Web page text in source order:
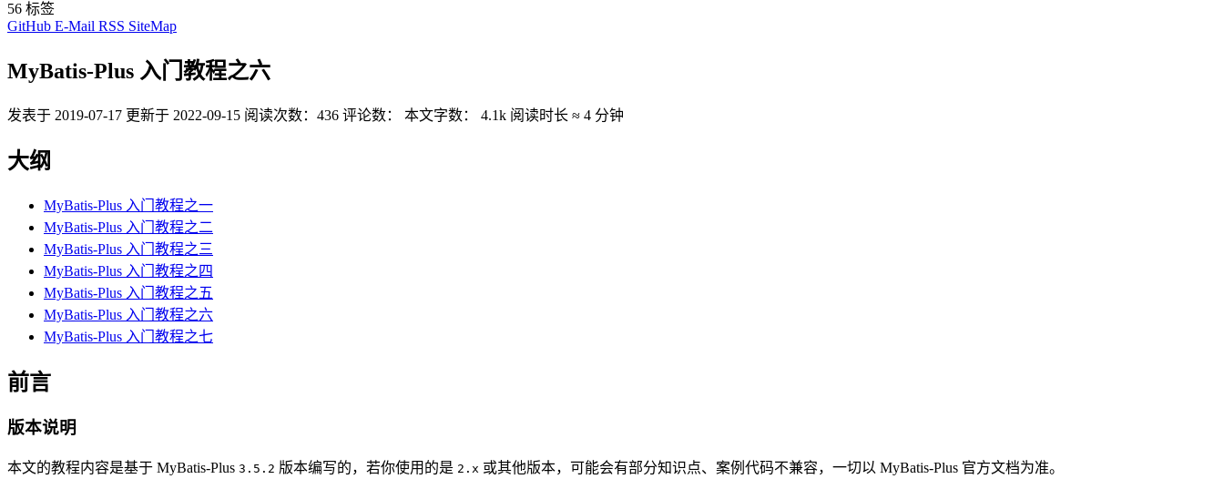
56 标签
GitHub E-Mail RSS SiteMap
MyBatis-Plus 入门教程之六
发表于 2019-07-17 更新于 2022-09-15 阅读次数： 436 评论数： 本文字数： 4.1k 阅读时长 ≈ 4 分钟
大纲
MyBatis-Plus 入门教程之一
MyBatis-Plus 入门教程之二
MyBatis-Plus 入门教程之三
MyBatis-Plus 入门教程之四
MyBatis-Plus 入门教程之五
MyBatis-Plus 入门教程之六
MyBatis-Plus 入门教程之七
前言
版本说明
本文的教程内容是基于 MyBatis-Plus 3.5.2 版本编写的，若你使用的是 2.x 或其他版本，可能会有部分知识点、案例代码不兼容，一切以 MyBatis-Plus 官方文档为准。